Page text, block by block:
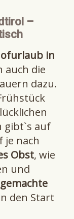
–
in
auch die
dazu.
gibt`s auf
je nach
Obst, wie
und
den Start